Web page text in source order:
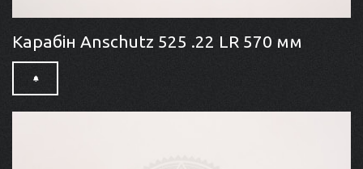
Карабін Anschutz 525 .22 LR 570 мм